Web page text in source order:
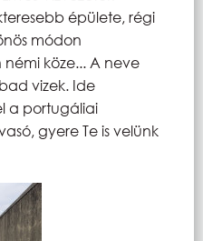
épülete, régi
módon
köze... A neve
vizek. Ide
a portugáliai
gyere Te is velünk